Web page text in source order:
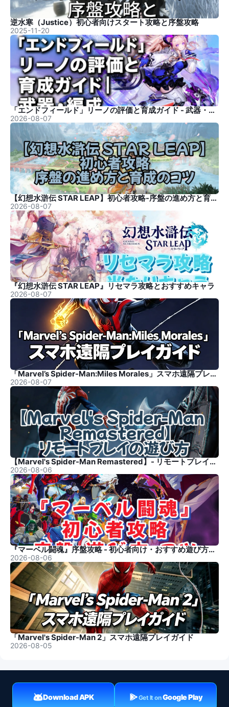
逆水寒（Justice）初心者向けスタート攻略と序盤攻略
2025-11-20
「エンドフィールド」リーノの評価と育成ガイド - 武器・編成
2026-08-07
【幻想水滸伝 STAR LEAP】初心者攻略-序盤の進め方と育成のコツ
2026-08-07
『幻想水滸伝 STAR LEAP』リセマラ攻略とおすすめキャラ
2026-08-07
「Marvel’s Spider-Man:Miles Morales」スマホ遠隔プレイガイド
2026-08-07
【Marvel's Spider-Man Remastered】- リモートプレイの遊び方
2026-08-06
『マーベル闘魂』序盤攻略 - 初心者向け・おすすめ遊び方・コツ
2026-08-06
「Marvel's Spider-Man 2」スマホ遠隔プレイガイド
2026-08-05
Download APK Get It onGoogle Play